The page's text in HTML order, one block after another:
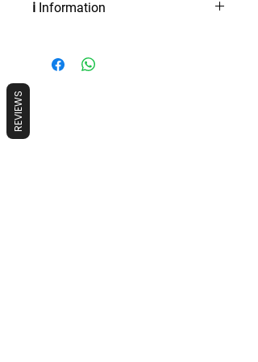
ℹ️ Information
heure avant selon disponibilité
REVIEWS